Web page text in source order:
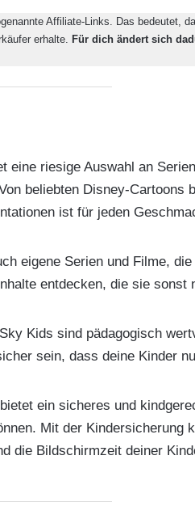
Affiliate-Links. Das bedeutet,
erhalte. Für dich ändert sich
eine riesige Auswahl an
beliebten Disney-Cartoons
ist für jeden
eigene Serien und Filme,
entdecken, die sie sonst
Kids sind pädagogisch
sein, dass deine Kinder
ein sicheres und
Mit der Kindersicherung
die Bildschirmzeit deiner